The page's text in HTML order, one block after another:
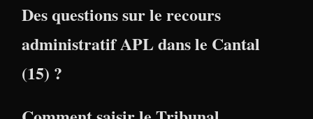
Des questions sur le recours
administratif APL dans le Cantal
(15) ?